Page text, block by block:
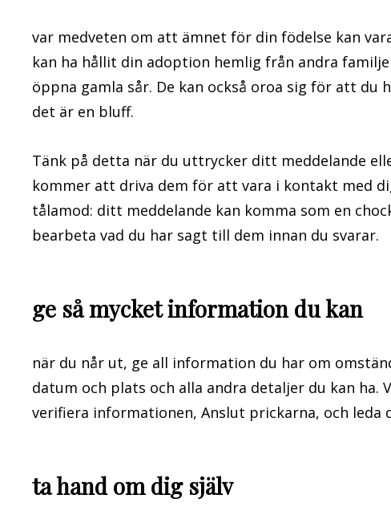
var medveten om att ämnet för din födelse kan
kan ha hållit din adoption hemlig från andra
öppna gamla sår. De kan också oroa sig för att
det är en bluff.
Tänk på detta när du uttrycker ditt meddelande
kommer att driva dem för att vara i kontakt med
tålamod: ditt meddelande kan komma som en
bearbeta vad du har sagt till dem innan du svarar.
ge så mycket information du kan
när du når ut, ge all information du har om
datum och plats och alla andra detaljer du kan
verifiera informationen, Anslut prickarna, och leda
ta hand om dig själv